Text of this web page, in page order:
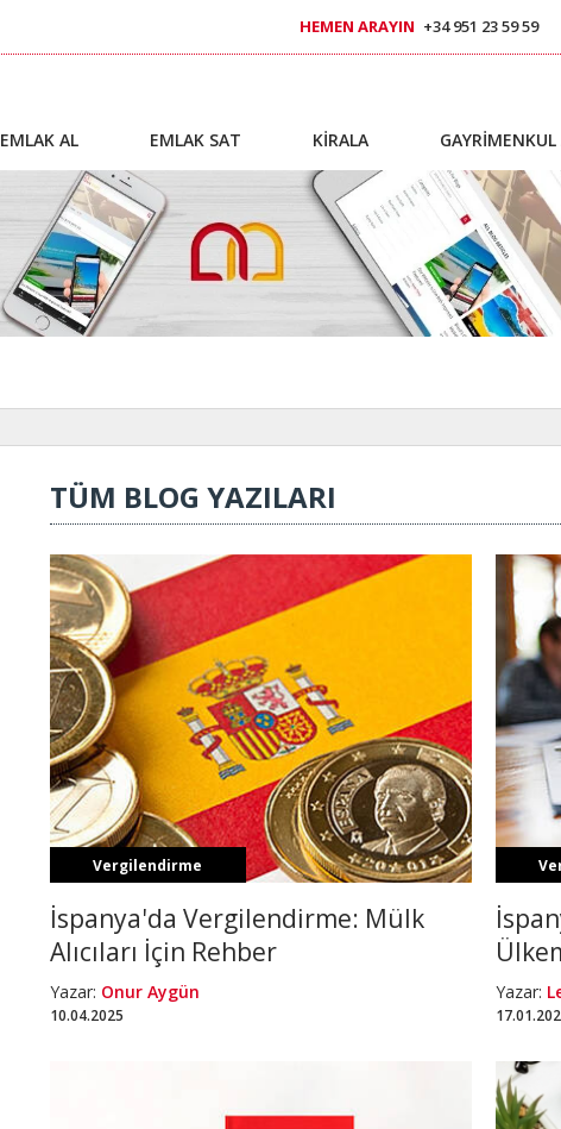
TÜM BLOG YAZILARI
Vergilendirme
İspanya'da Vergilendirme: Mülk
Alıcıları İçin Rehber
Yazar: Onur Aygün
10.04.2025
Yazar:
HEMEN ARAYIN +34 951 23 59 59
EMLAK AL EMLAK SAT KİRALA